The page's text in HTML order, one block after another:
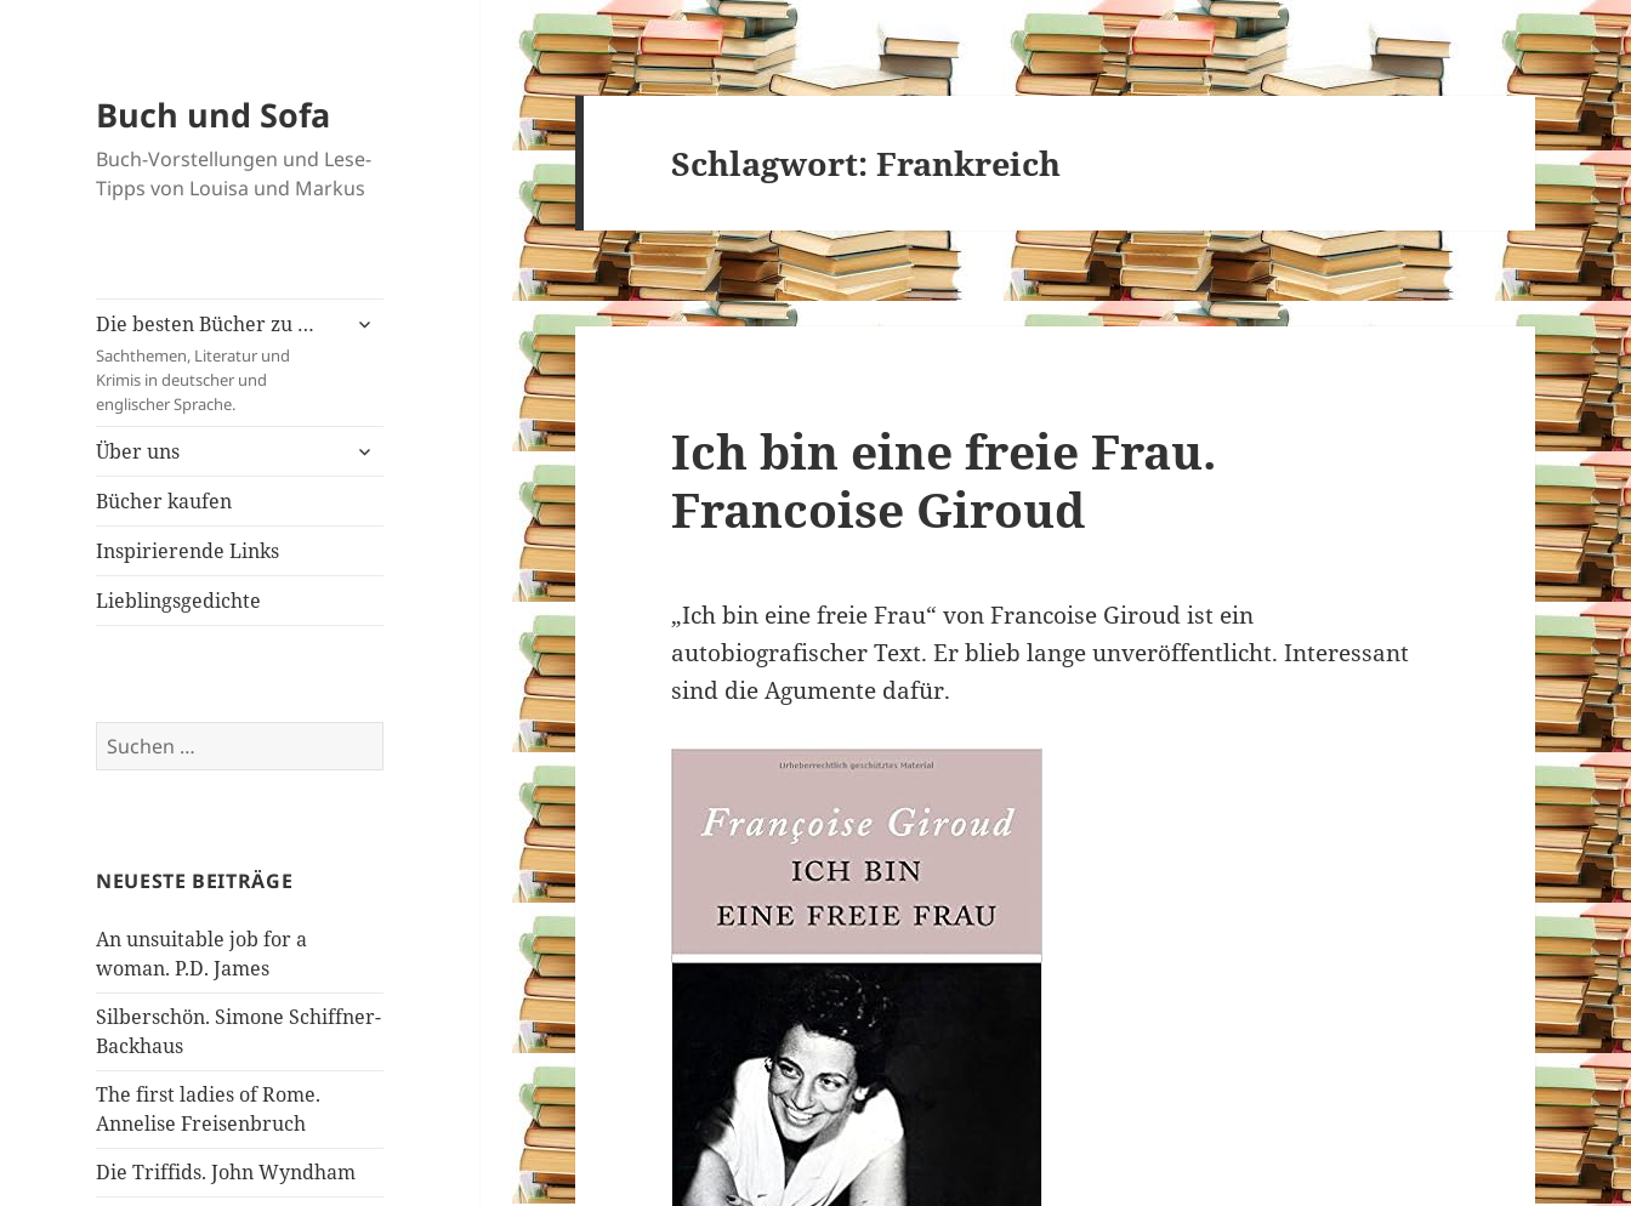
Buch und Sofa
Buch-Vorstellungen und Lese-
Tipps von Louisa und Markus
Die besten Bücher zu …
Sachthemen, Literatur und
Krimis in deutscher und
englischer Sprache.
untermenü
Über uns
untermenü
Bücher kaufen
Inspirierende Links
Lieblingsgedichte
Suchen
nach:
NEUESTE BEITRÄGE
An unsuitable job for a
woman. P.D. James
Silberschön. Simone Schiffner-
Backhaus
The first ladies of Rome.
Annelise Freisenbruch
Die Triffids. John Wyndham
Schlagwort:Frankreich
Ich bin eine freie Frau.
Francoise Giroud
„Ich bin eine freie Frau“ von Francoise Giroud ist ein
autobiografischer Text. Er blieb lange unveröffentlicht. Interessant
sind die Agumente dafür.